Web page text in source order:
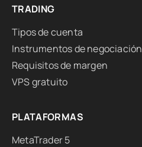
TRADING
Tipos de cuenta
Instrumentos de negociación
Requisitos de margen
VPS gratuito
PLATAFORMAS
MetaTrader 5